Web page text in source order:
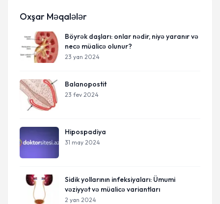
Oxşar Məqalələr
Böyrək daşları: onlar nədir, niyə yaranır və
necə müalicə olunur?
23 yan 2024
Balanopostit
23 fev 2024
Hipospadiya
31 may 2024
Sidik yollarının infeksiyaları: Ümumi
vəziyyət və müalicə variantları
2 yan 2024